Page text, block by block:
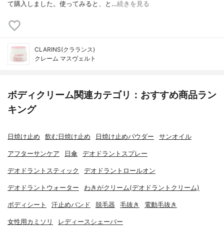
て購入しました。使ってみると、と…続きを見る
CLARINS(クラランス)
クレーム マスヴェルト
ボディクリーム関連カテゴリ：おすすめ商品ラン
キング
日焼け止め 飲む日焼け止め 日焼け止めパウダー サンオイル
アフターサンケア 日傘 デオドラントスプレー
デオドラントスティック デオドラントロールオン
デオドラントウォーター わきがクリーム(デオドラントクリーム)
ボディシート 汗止めバンド 脱毛器 毛抜き 電動毛抜き
女性用カミソリ レディースシェーバー